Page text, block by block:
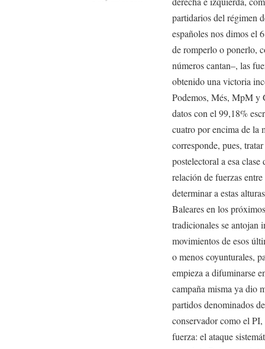
partidarios del régimen
españoles nos dimos el
de romperlo o ponerlo,
números cantan–, las
obtenido una victoria
Podemos, Més, MpM y
datos con el 99,18%
cuatro por encima de la
corresponde, pues,
postelectoral a esa
relación de fuerzas
determinar a estas
Baleares en los
tradicionales se antojan
movimientos de esos
o menos coyunturales,
empieza a difuminarse
campaña misma ya dio
partidos denominados
conservador como el
fuerza: el ataque